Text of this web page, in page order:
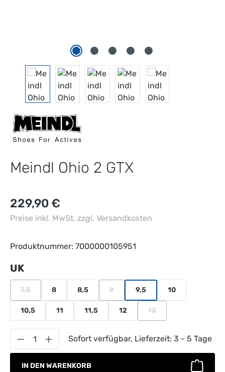
Meindl Ohio 2 GTX
Regulärer Preis:
229,90 €
Preise inkl. MwSt. zzgl. Versandkosten
Produktnummer: 7000000105951
UKauswählen
7,5
(Diese Option ist zurzeit nicht verfügbar.)
8 8,5 9
(Diese Option ist zurzeit nicht
9,5 10
10,5 11 11,5 12 13
Produkt Anzahl: Gib den gewünschten
Sofort verfügbar, Lieferzeit: 3 - 5 Tage
IN DEN WARENKORB